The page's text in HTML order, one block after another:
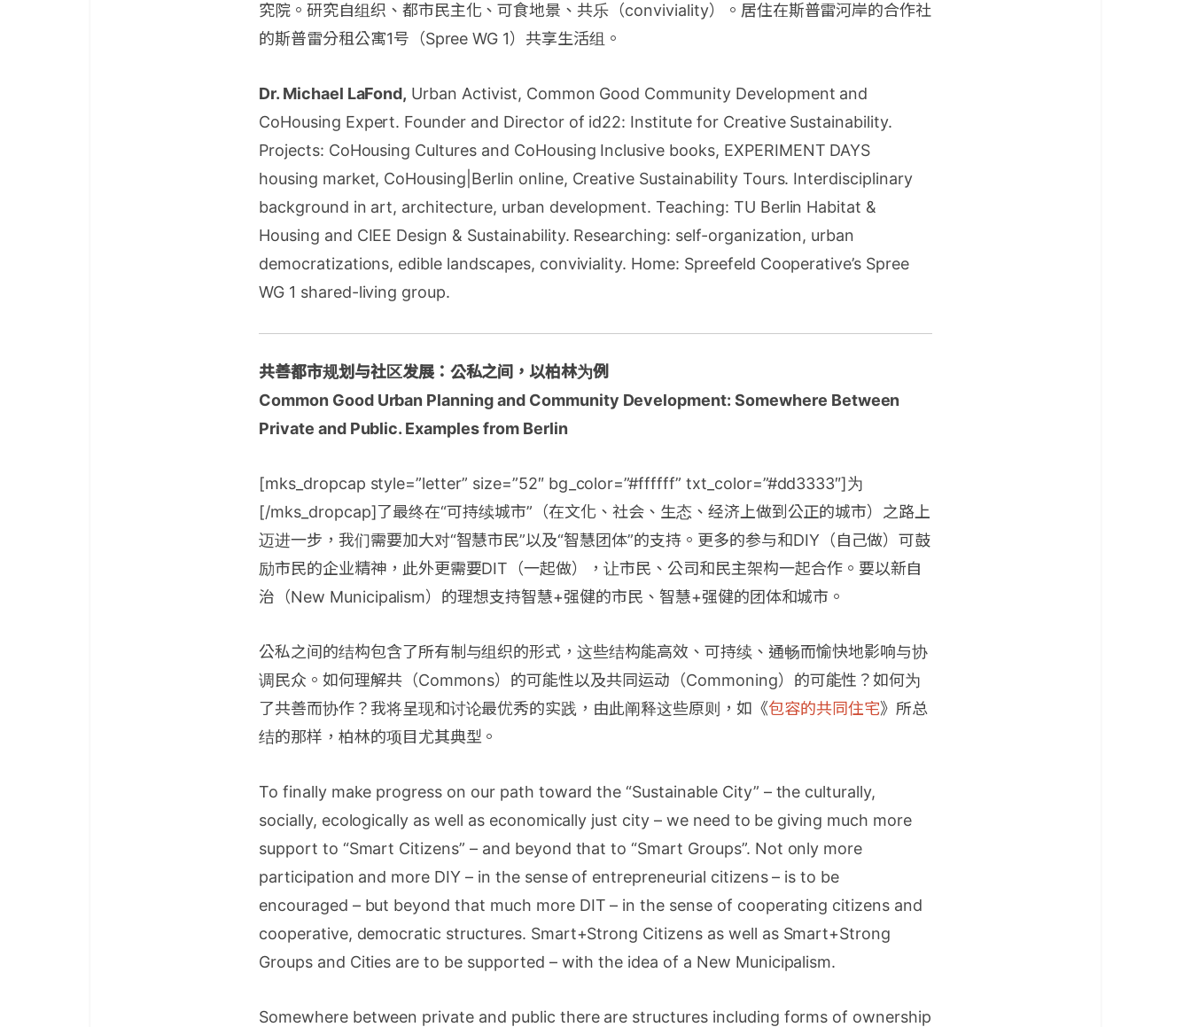
究院。研究自组织、都市民主化、可食地景、共乐（conviviality）。居住在斯普雷河岸的合作社
的斯普雷分租公寓1号（Spree WG 1）共享生活组。
Dr. Michael LaFond, Urban Activist, Common Good Community Development and
CoHousing Expert. Founder and Director of id22: Institute for Creative Sustainability.
Projects: CoHousing Cultures and CoHousing Inclusive books, EXPERIMENT DAYS
housing market, CoHousing|Berlin online, Creative Sustainability Tours. Interdisciplinary
background in art, architecture, urban development. Teaching: TU Berlin Habitat &
Housing and CIEE Design & Sustainability. Researching: self-organization, urban
democratizations, edible landscapes, conviviality. Home: Spreefeld Cooperative’s Spree
WG 1 shared-living group.
共善都市规划与社区发展：公私之间，以柏林为例
Common Good Urban Planning and Community Development: Somewhere Between
Private and Public. Examples from Berlin
[mks_dropcap style=”letter” size=”52″ bg_color=”#ffffff” txt_color=”#dd3333″]为
[/mks_dropcap]了最终在“可持续城市”（在文化、社会、生态、经济上做到公正的城市）之路上
迈进一步，我们需要加大对“智慧市民”以及“智慧团体”的支持。更多的参与和DIY（自己做）可鼓
励市民的企业精神，此外更需要DIT（一起做），让市民、公司和民主架构一起合作。要以新自
治（New Municipalism）的理想支持智慧+强健的市民、智慧+强健的团体和城市。
公私之间的结构包含了所有制与组织的形式，这些结构能高效、可持续、通畅而愉快地影响与协
调民众。如何理解共（Commons）的可能性以及共同运动（Commoning）的可能性？如何为
了共善而协作？我将呈现和讨论最优秀的实践，由此阐释这些原则，如《包容的共同住宅》所总
结的那样，柏林的项目尤其典型。
To finally make progress on our path toward the “Sustainable City” – the culturally,
socially, ecologically as well as economically just city – we need to be giving much more
support to “Smart Citizens” – and beyond that to “Smart Groups”. Not only more
participation and more DIY – in the sense of entrepreneurial citizens – is to be
encouraged – but beyond that much more DIT – in the sense of cooperating citizens and
cooperative, democratic structures. Smart+Strong Citizens as well as Smart+Strong
Groups and Cities are to be supported – with the idea of a New Municipalism.
Somewhere between private and public there are structures including forms of ownership